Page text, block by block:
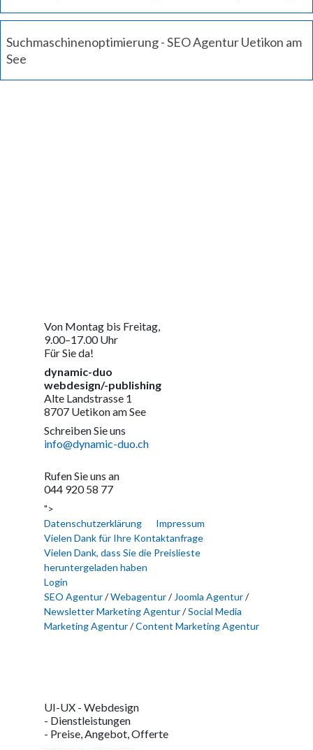
Suchmaschinenoptimierung - SEO Agentur Uetikon am
See
Von Montag bis Freitag,
9.00–17.00 Uhr
Für Sie da!
dynamic-duo
webdesign/-publishing
Alte Landstrasse 1
8707 Uetikon am See
Schreiben Sie uns
info@dynamic-duo.ch
Rufen Sie uns an
044 920 58 77
">
Datenschutzerklärung
Impressum
Vielen Dank für Ihre Kontaktanfrage
Vielen Dank, dass Sie die Preislieste
heruntergeladen haben
Login
SEO Agentur/Webagentur/ Joomla Agentur/
Newsletter Marketing Agentur/Social Media
Marketing Agentur/Content Marketing Agentur
UI-UX - Webdesign
- Dienstleistungen
- Preise, Angebot, Offerte